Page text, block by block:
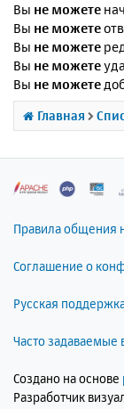
Вы не можете
Вы не можете
Вы не можете
Вы не можете
Вы не можете
Главная
Правила общения
Соглашение о
Русская
Часто
Создано на основе
Разработчик